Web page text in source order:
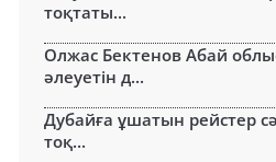
тоқтаты...
Олжас Бектенов Абай
әлеуетін д...
Дубайға ұшатын рейстер
тоқ...